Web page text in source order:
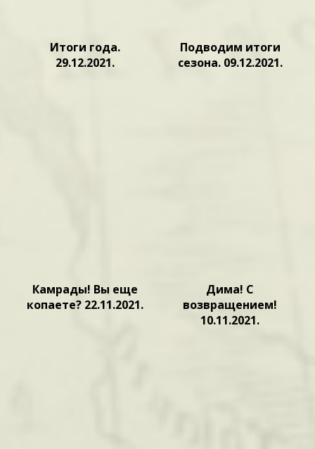
Итоги года.
29.12.2021.
Подводим итоги
сезона. 09.12.2021.
Камрады! Вы еще
копаете? 22.11.2021.
Дима! С
возвращением!
10.11.2021.